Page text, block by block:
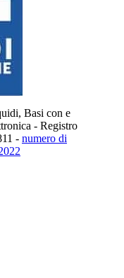
Basi con e
- Registro
- numero di